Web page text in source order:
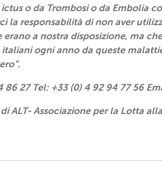
o da Trombosi o da Embolia
la responsabilità di non aver
a nostra disposizione, ma
ogni anno da queste
86 27 Tel: +33 (0) 4 92 94 77 56
ALT- Associazione per la Lotta